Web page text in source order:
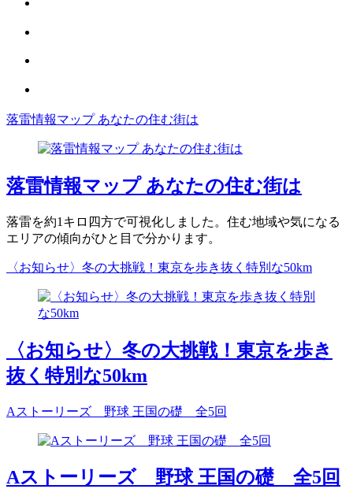
落雷情報マップ あなたの住む街は
落雷情報マップ あなたの住む街は
落雷を約1キロ四方で可視化しました。住む地域や気になる
エリアの傾向がひと目で分かります。
〈お知らせ〉冬の大挑戦！東京を歩き抜く特別な50km
〈お知らせ〉冬の大挑戦！東京を歩き
抜く特別な50km
Aストーリーズ 野球 王国の礎 全5回
Aストーリーズ 野球 王国の礎 全5回